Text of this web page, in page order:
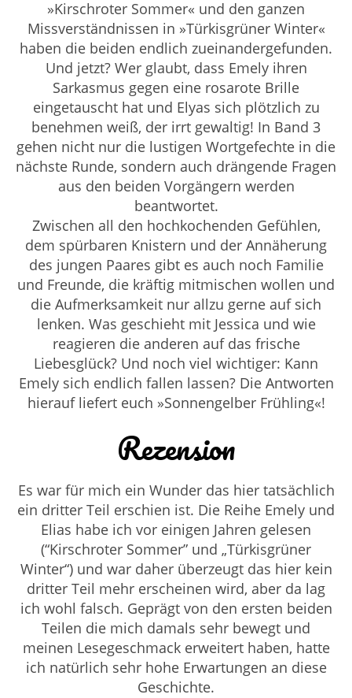
»Kirschroter Sommer« und den ganzen
Missverständnissen in »Türkisgrüner Winter«
haben die beiden endlich zueinandergefunden.
Und jetzt? Wer glaubt, dass Emely ihren
Sarkasmus gegen eine rosarote Brille
eingetauscht hat und Elyas sich plötzlich zu
benehmen weiß, der irrt gewaltig! In Band 3
gehen nicht nur die lustigen Wortgefechte in die
nächste Runde, sondern auch drängende Fragen
aus den beiden Vorgängern werden
beantwortet.
Zwischen all den hochkochenden Gefühlen,
dem spürbaren Knistern und der Annäherung
des jungen Paares gibt es auch noch Familie
und Freunde, die kräftig mitmischen wollen und
die Aufmerksamkeit nur allzu gerne auf sich
lenken. Was geschieht mit Jessica und wie
reagieren die anderen auf das frische
Liebesglück? Und noch viel wichtiger: Kann
Emely sich endlich fallen lassen? Die Antworten
hierauf liefert euch »Sonnengelber Frühling«!
Rezension
Es war für mich ein Wunder das hier tatsächlich
ein dritter Teil erschien ist. Die Reihe Emely und
Elias habe ich vor einigen Jahren gelesen
(“Kirschroter Sommer” und „Türkisgrüner
Winter“) und war daher überzeugt das hier kein
dritter Teil mehr erscheinen wird, aber da lag
ich wohl falsch. Geprägt von den ersten beiden
Teilen die mich damals sehr bewegt und
meinen Lesegeschmack erweitert haben, hatte
ich natürlich sehr hohe Erwartungen an diese
Geschichte.